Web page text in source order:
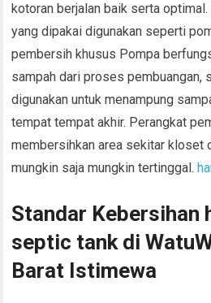
kotoran berjalan baik serta
yang dipakai digunakan seperti
pembersih khusus Pompa
sampah dari proses pembuangan,
digunakan untuk menampung
tempat tempat akhir. Perangkat
membersihkan area sekitar kloset
mungkin saja mungkin tertinggal.
Standar Kebersihan
septic tank di
Barat Istimewa